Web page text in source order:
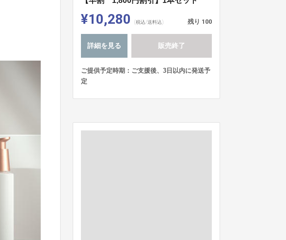
¥10,280 (税込/送料込) 残り 100
詳細を見る 販売終了
ご提供予定時期：ご支援後、3日以内に発送予
定